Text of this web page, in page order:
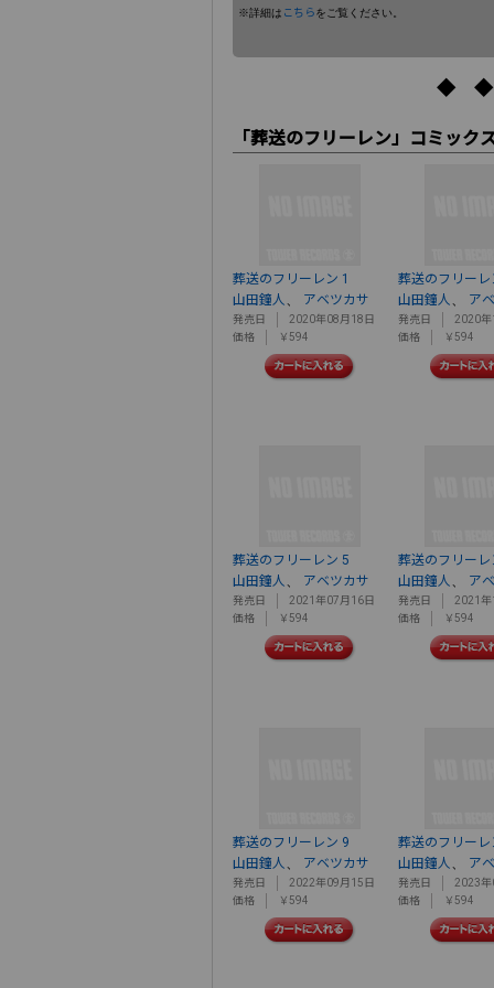
※詳細は こちらをご覧ください。
◆ ◆
「葬送のフリーレン」コミック
葬送のフリーレン 1
山田鐘人
アベツカサ
発売日
2020年08月18日
価格
￥594
葬送のフリーレ
山田鐘人
ア
発売日
2020
価格
￥594
葬送のフリーレン 5
山田鐘人、 アベツカサ
発売日
2021年07月16日
価格
￥594
葬送のフリーレ
山田鐘人、 ア
発売日
2021年
価格
￥594
葬送のフリーレン 9
山田鐘人
アベツカサ
発売日
2022年09月15日
価格
￥594
葬送のフリーレ
山田鐘人
ア
発売日
2023
価格
￥594